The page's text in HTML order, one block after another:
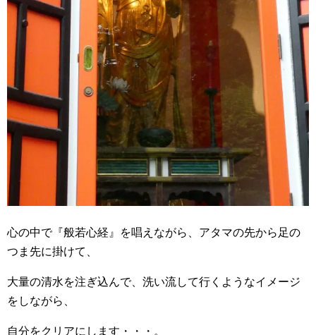
心の中で『般若心経』を唱えながら、アタマの先から足の
つま先に掛けて、
大量の清水を注ぎ込んで、洗い流して行くようなイメージ
をしながら、
自分をクリアにします・・・。